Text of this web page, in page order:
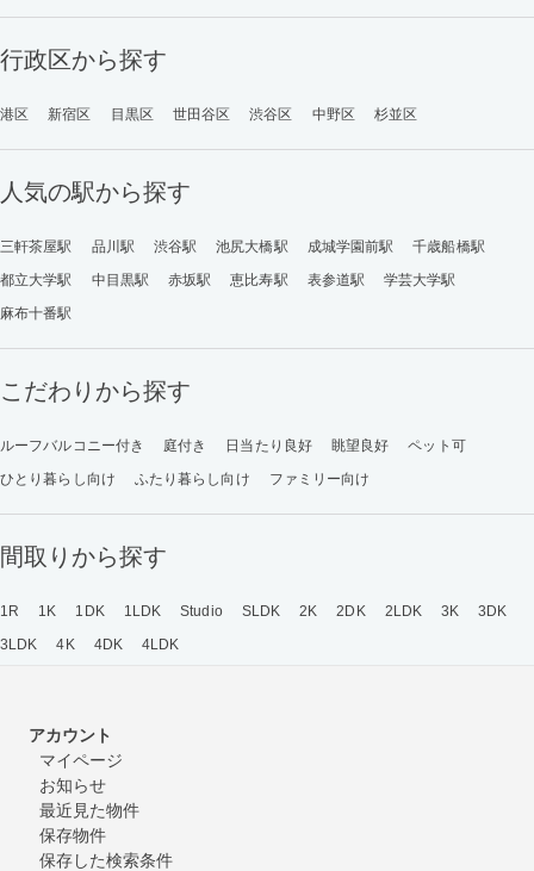
行政区から探す
港区 新宿区 目黒区 世田谷区 渋谷区 中野区 杉並区
人気の駅から探す
三軒茶屋駅 品川駅 渋谷駅 池尻大橋駅 成城学園前駅
千歳船橋駅
都立大学駅
中目黒駅 赤坂駅 恵比寿駅 表参道駅
学芸大学駅
麻布十番駅
こだわりから探す
ルーフバルコニー付き 庭付き 日当たり良好 眺望良好
ペット可
ひとり暮らし向け
ふたり暮らし向け ファミリー向け
間取りから探す
1R 1K 1DK 1LDK Studio SLDK 2K 2DK 2LDK 3K
3DK
3LDK
4K 4DK 4LDK
アカウント
マイページ
お知らせ
最近見た物件
保存物件
保存した検索条件